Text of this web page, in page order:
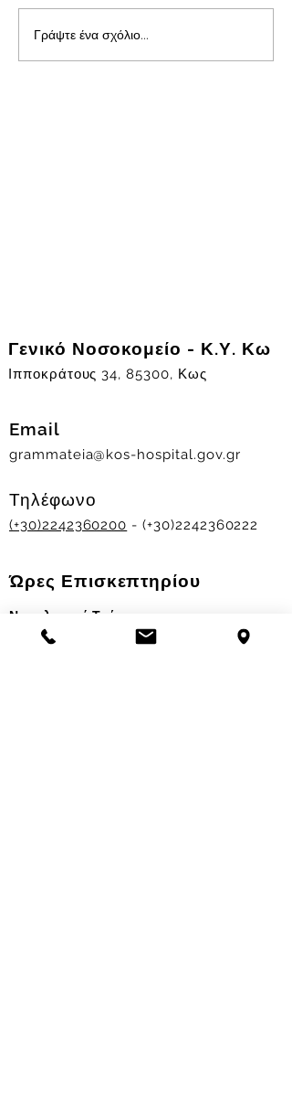
Γράψτε ένα σχόλιο...
Γενικό Νοσοκομείο - Κ.Υ. Κω
Ιπποκράτους 34, 85300, Κως
Email
grammateia@kos-hospital.gov.gr
Τηλέφωνο
(+30)2242360200 - (+30)2242360222
Ώρες Επισκεπτηρίου
Νοσηλευτικά Τμήματα
Χειμερινό ωράριο: 11.00-13.00
17.30-19.30